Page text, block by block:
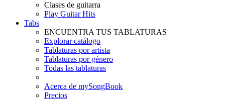
Clases de guitarra
Play Guitar Hits
Tabs
ENCUENTRA TUS TABLATURAS
Explorar catálogo
Tablaturas por artista
Tablaturas por género
Todas las tablaturas
Acerca de mySongBook
Precios